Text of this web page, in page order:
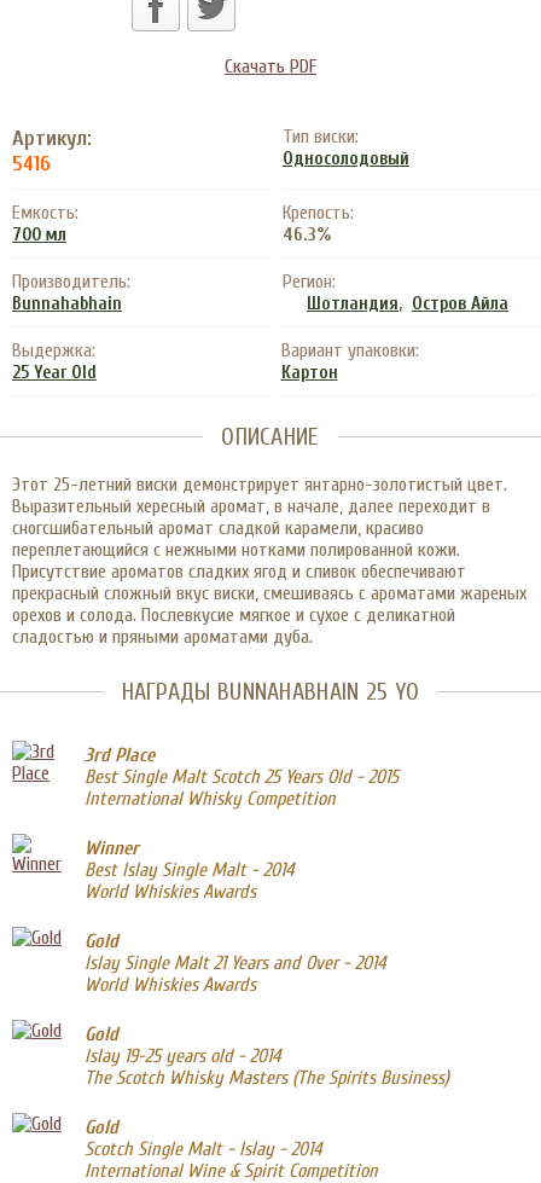
Скачать PDF
Артикул:
5416
Тип виски:
Односолодовый
Емкость:
700 мл
Крепость:
46.3%
Производитель:
Bunnahabhain
Регион:
Шотландия, Остров Айла
Выдержка:
25 Year Old
Вариант упаковки:
Картон
ОПИСАНИЕ
Этот 25-летний виски демонстрирует янтарно-золотистый цвет.
Выразительный хересный аромат, в начале, далее переходит в
сногсшибательный аромат сладкой карамели, красиво
переплетающийся с нежными нотками полированной кожи.
Присутствие ароматов сладких ягод и сливок обеспечивают
прекрасный сложный вкус виски, смешиваясь с ароматами жареных
орехов и солода. Послевкусие мягкое и сухое с деликатной
сладостью и пряными ароматами дуба.
НАГРАДЫ BUNNAHABHAIN 25 YO
3rd Place
Best Single Malt Scotch 25 Years Old - 2015
International Whisky Competition
Winner
Best Islay Single Malt - 2014
World Whiskies Awards
Gold
Islay Single Malt 21 Years and Over - 2014
World Whiskies Awards
Gold
Islay 19-25 years old - 2014
The Scotch Whisky Masters (The Spirits Business)
Gold
Scotch Single Malt - Islay - 2014
International Wine & Spirit Competition